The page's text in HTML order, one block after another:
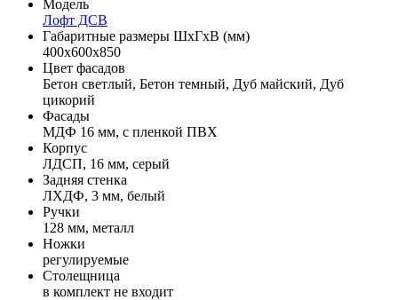
Модель
Лофт ДСВ
Габаритные размеры ШхГхВ (мм)
400х600х850
Цвет фасадов
Бетон светлый, Бетон темный, Дуб майский, Дуб
цикорий
Фасады
МДФ 16 мм, с пленкой ПВХ
Корпус
ЛДСП, 16 мм, серый
Задняя стенка
ЛХДФ, 3 мм, белый
Ручки
128 мм, металл
Ножки
регулируемые
Столещница
в комплект не входит